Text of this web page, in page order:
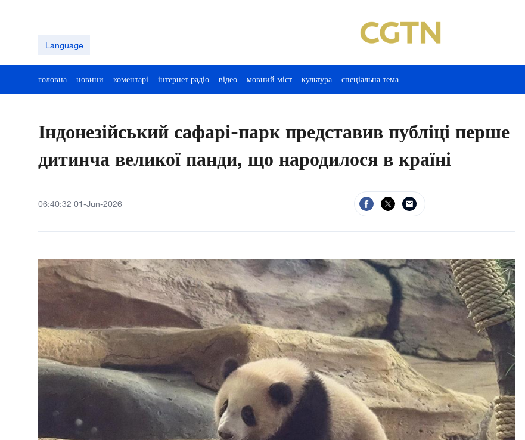
Language
головна новини коментарі інтернет радіо відео мовний міст культура спеціальна тема
Індонезійський сафарі-парк представив публіці перше
дитинча великої панди, що народилося в країні
06:40:32 01-Jun-2026